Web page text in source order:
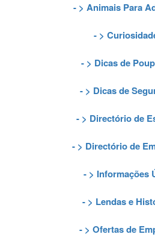
- > Animais Para
- >
- > Dicas de
- > Dicas de
- > Directório de
- > Directório de
- > Informações
- > Lendas e
- > Ofertas de